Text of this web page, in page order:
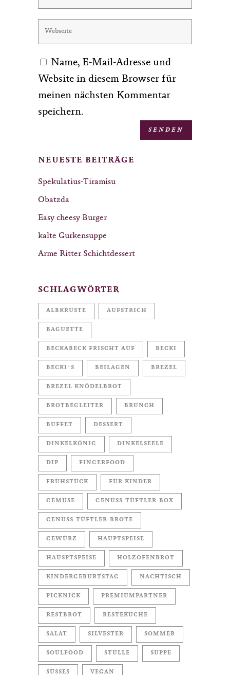
Name, E-Mail-Adresse und
Website in diesem Browser für
meinen nächsten Kommentar
speichern.
NEUESTE BEITRÄGE
Spekulatius-Tiramisu
Obatzda
Easy cheesy Burger
kalte Gurkensuppe
Arme Ritter Schichtdessert
SCHLAGWÖRTER
ALBKRUSTE AUFSTRICH
BAGUETTE
BECKABECK FRISCHT AUF BECKI
BECKI´S BEILAGEN BREZEL
BREZEL KNÖDELBROT
BROTBEGLEITER BRUNCH
BUFFET DESSERT
DINKELKÖNIG DINKELSEELE
DIP FINGERFOOD
FRÜHSTÜCK FÜR KINDER
GEMÜSE GENUSS-TÜFTLER-BOX
GENUSS-TÜFTLER-BROTE
GEWÜRZ HAUPTSPEISE
HAUSPTSPEISE HOLZOFENBROT
KINDERGEBURTSTAG NACHTISCH
PICKNICK PREMIUMPARTNER
RESTBROT RESTEKÜCHE
SALAT SILVESTER SOMMER
SOULFOOD STULLE SUPPE
SÜSSES VEGAN